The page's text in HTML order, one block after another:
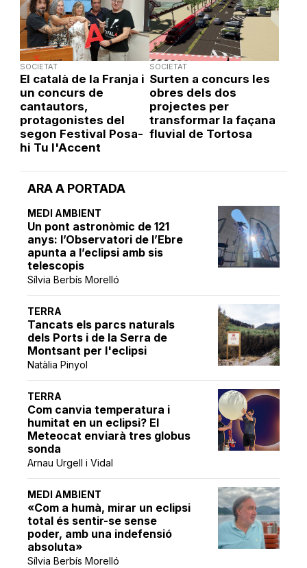
ARA A PORTADA
MEDI AMBIENT
Un pont astronòmic de 121
anys: l’Observatori de l’Ebre
apunta a l’eclipsi amb sis
telescopis
Sílvia Berbís Morelló
TERRA
Tancats els parcs naturals
dels Ports i de la Serra de
Montsant per l'eclipsi
Natàlia Pinyol
TERRA
Com canvia temperatura i
humitat en un eclipsi? El
Meteocat enviarà tres globus
sonda
Arnau Urgell i Vidal
MEDI AMBIENT
«Com a humà, mirar un eclipsi
total és sentir-se sense
poder, amb una indefensió
absoluta»
Sílvia Berbís Morelló
SOCIETAT
El català de la Franja i
un concurs de
cantautors,
protagonistes del
segon Festival Posa-
hi Tu l'Accent
SOCIETAT
Surten a concurs les
obres dels dos
projectes per
transformar la façana
fluvial de Tortosa